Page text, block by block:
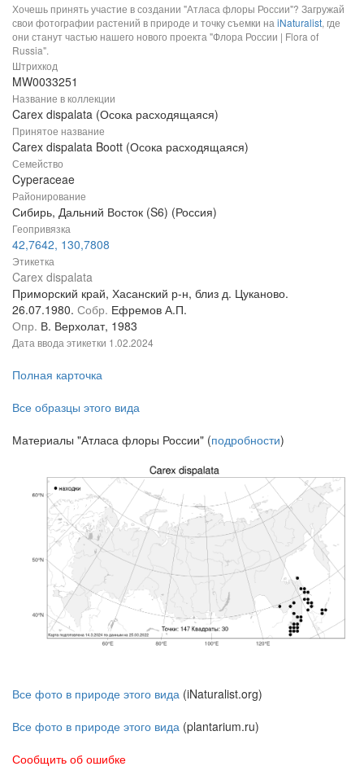
Хочешь принять участие в создании "Атласа флоры России"? Загружай
свои фотографии растений в природе и точку съемки на iNaturalist, где
они станут частью нашего нового проекта "Флора России | Flora of
Russia".
Штрихкод
MW0033251
Название в коллекции
Carex dispalata (Осока расходящаяся)
Принятое название
Carex dispalata Boott (Осока расходящаяся)
Семейство
Cyperaceae
Районирование
Сибирь, Дальний Восток (S6) (Россия)
Геопривязка
42,7642, 130,7808
Этикетка
Carex dispalata
Приморский край, Хасанский р-н, близ д. Цуканово.
26.07.1980. Собр. Ефремов А.П.
Опр. В. Верхолат, 1983
Дата ввода этикетки 1.02.2024
Полная карточка
Все образцы этого вида
Материалы "Атласа флоры России" (подробности)
Все фото в природе этого вида (iNaturalist.org)
Все фото в природе этого вида (plantarium.ru)
Сообщить об ошибке